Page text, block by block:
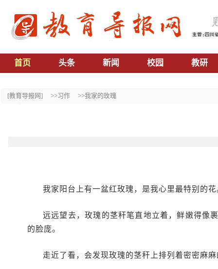
首页 头条 新闻 校园 教研
[教育导报网] >>习作 >>我家的玫瑰
我家阳台上有一盆红玫瑰，是我心里最特别的
远远望去，玫瑰的茎秆笔直地立着，鲜嫩得像
的脸庞。
走近了看，会发现玫瑰的茎秆上排列着密密麻